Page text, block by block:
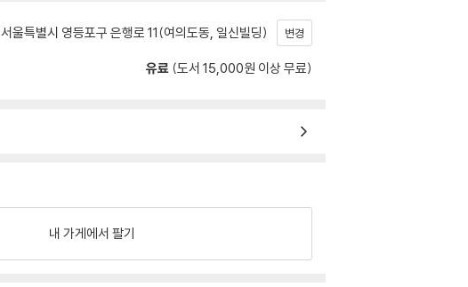
서울특별시 영등포구 은행로 11(여의도동, 일신빌딩) 변경
유료 (도서 15,000원 이상 무료)
내 가게에서 팔기